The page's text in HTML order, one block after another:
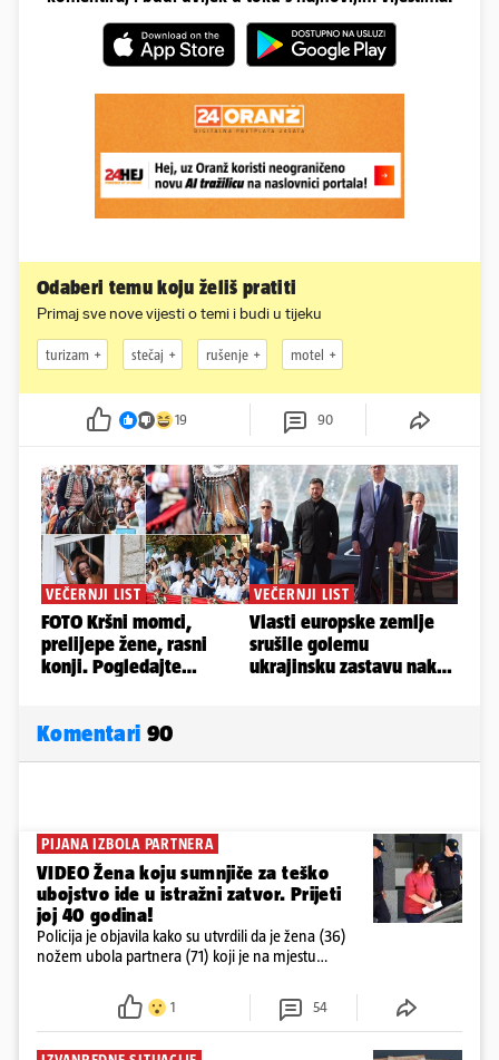
Odaberi temu koju želiš pratiti
Primaj sve nove vijesti o temi i budi u tijeku
turizam stečaj rušenje motel
19 90
Komentari 90
PIJANA IZBOLA PARTNERA
VIDEO Žena koju sumnjiče za teško
ubojstvo ide u istražni zatvor. Prijeti
joj 40 godina!
Policija je objavila kako su utvrdili da je žena (36)
nožem ubola partnera (71) koji je na mjestu
ispitali i poslali u istražni zatvor
1 54